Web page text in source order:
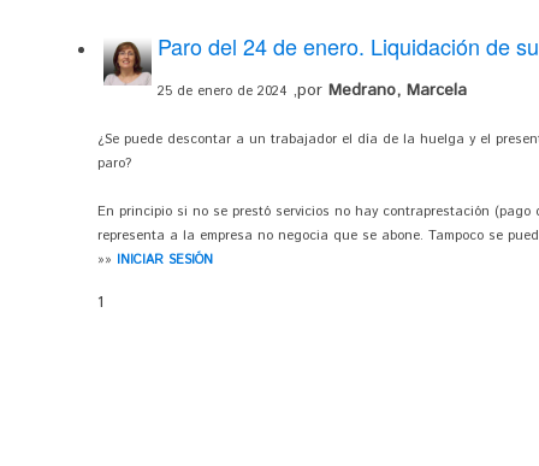
Paro del 24 de enero. Liquidación de
25 de enero de 2024 ,por Medrano, Marcela
¿Se puede descontar a un trabajador el día de la huelga y el
paro?
En principio si no se prestó servicios no hay contraprestación
representa a la empresa no negocia que se abone. Tampoco se
»» INICIAR SESIÓN
1